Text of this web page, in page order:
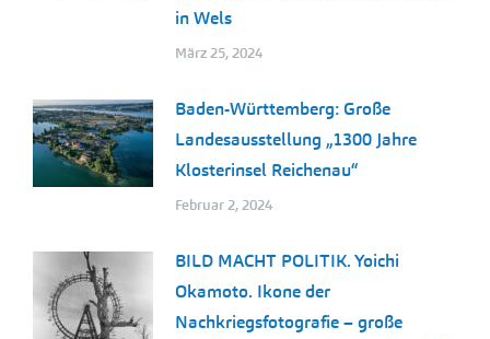
in Wels
März 25, 2024
Baden-Württemberg: Große
Landesausstellung „1300 Jahre
Klosterinsel Reichenau“
Februar 2, 2024
BILD MACHT POLITIK. Yoichi
Okamoto. Ikone der
Nachkriegsfotografie – große